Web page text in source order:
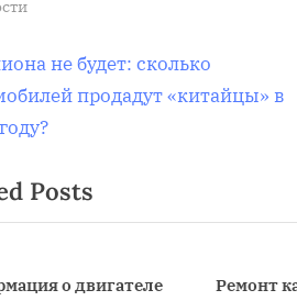
не будет: сколько
продадут «китайцы» в
Posts
камеры легкового